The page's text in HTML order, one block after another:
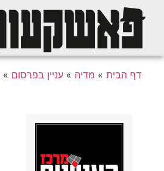
דף הבית » מדיה »עניין בפרסום »